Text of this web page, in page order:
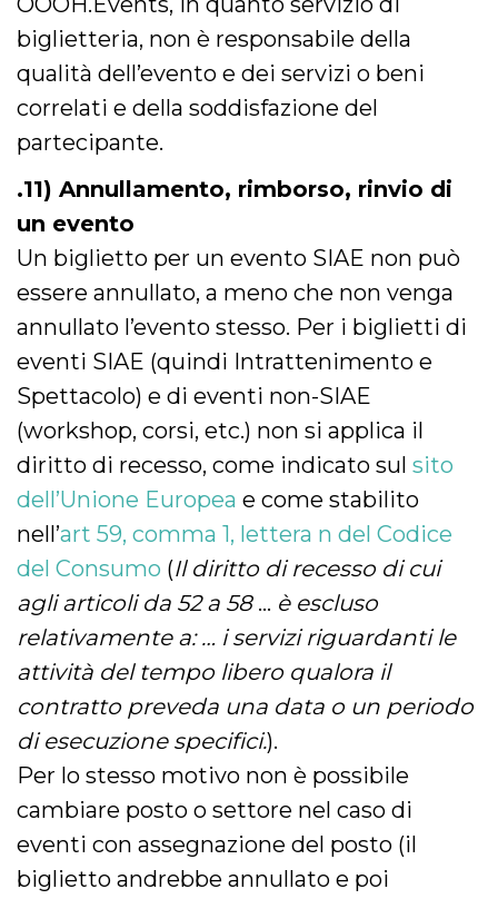
biglietteria, non è responsabile della
qualità dell’evento e dei servizi o beni
correlati e della soddisfazione del
partecipante.
.11) Annullamento, rimborso, rinvio di
un evento
Un biglietto per un evento SIAE non può
essere annullato, a meno che non venga
annullato l’evento stesso. Per i biglietti di
eventi SIAE (quindi Intrattenimento e
Spettacolo) e di eventi non-SIAE
(workshop, corsi, etc.) non si applica il
diritto di recesso, come indicato sul sito
dell’Unione Europea e come stabilito
nell’art 59, comma 1, lettera n del Codice
del Consumo (Il diritto di recesso di cui
agli articoli da 52 a 58 … è escluso
relativamente a: … i servizi riguardanti le
attività del tempo libero qualora il
contratto preveda una data o un periodo
di esecuzione specifici.).
Per lo stesso motivo non è possibile
cambiare posto o settore nel caso di
eventi con assegnazione del posto (il
biglietto andrebbe annullato e poi